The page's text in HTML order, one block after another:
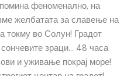
феноменално, на
желбатата за славење на
токму во Солун! Градот
зраци… 48 часа
и уживање покрај море!